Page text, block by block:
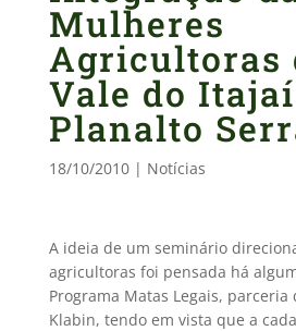
Mulheres
Agricultoras
Vale do
Planalto
18/10/2010| Notícias
A ideia de um seminário
agricultoras foi pensada há
Programa Matas Legais, parceria
Klabin, tendo em vista que a